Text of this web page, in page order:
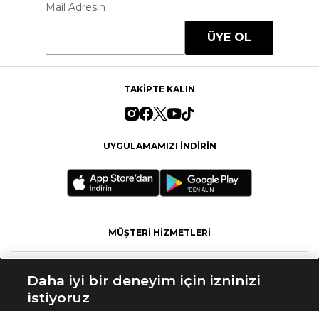
Mail Adresin
ÜYE OL
TAKİPTE KALIN
UYGULAMAMIZI İNDİRİN
MÜŞTERİ HİZMETLERİ
Daha iyi bir deneyim için izninizi
istiyoruz